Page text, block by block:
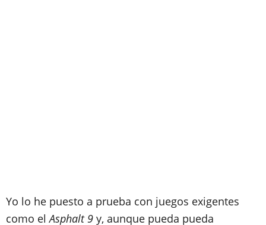
Yo lo he puesto a prueba con juegos exigentes
como el Asphalt 9 y, aunque pueda pueda